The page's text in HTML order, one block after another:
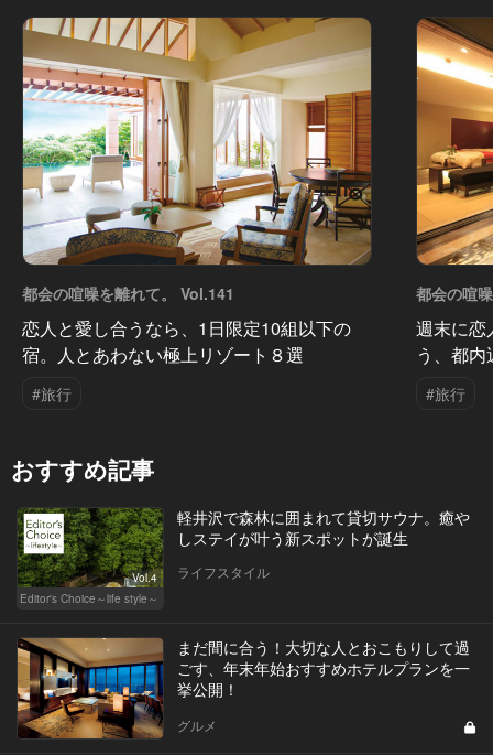
都会の喧噪を離れて。 Vol.141
恋人と愛し合うなら、1日限定10組以下の
宿。人とあわない極上リゾート８選
#旅行
都会の喧
週末に恋
う、都
#旅行
おすすめ記事
Vol.4
Editor's Choice～life style～
軽井沢で森林に囲まれて貸切サウナ。癒や
しステイが叶う新スポットが誕生
ライフスタイル
まだ間に合う！大切な人とおこもりして過
ごす、年末年始おすすめホテルプランを一
挙公開！
グルメ